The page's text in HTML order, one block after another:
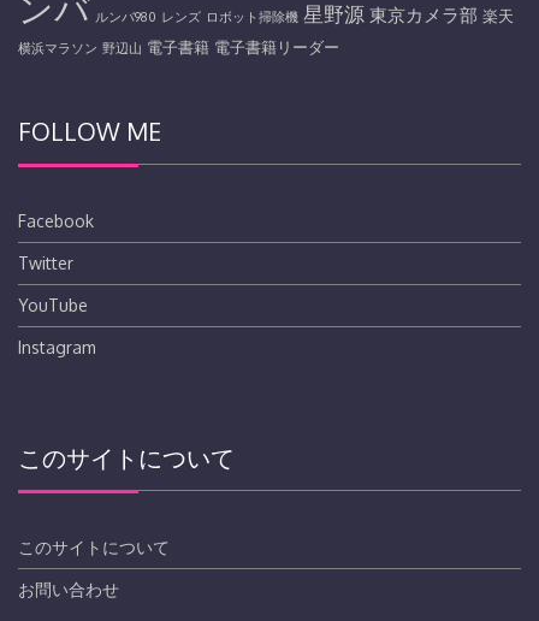
ルンバ980 レンズ ロボット掃除機 星野源 東京カメラ部 楽天
横浜マラソン 野辺山 電子書籍 電子書籍リーダー
FOLLOW ME
Facebook
Twitter
YouTube
Instagram
このサイトについて
このサイトについて
お問い合わせ